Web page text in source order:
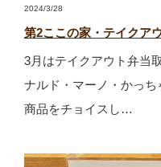
2024/3/28
第2ここの家・テイクア
3月はテイクアウト弁当
ナルド・マーノ・かっ
商品をチョイスし…